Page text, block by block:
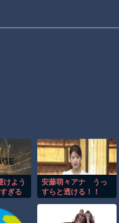
けよう
ぎる
安藤萌々アナ うっ
すらと透ける！！